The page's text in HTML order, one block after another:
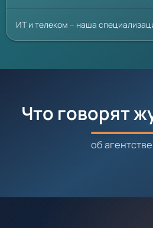
ИТ и телеком – наша
Что говорят
об